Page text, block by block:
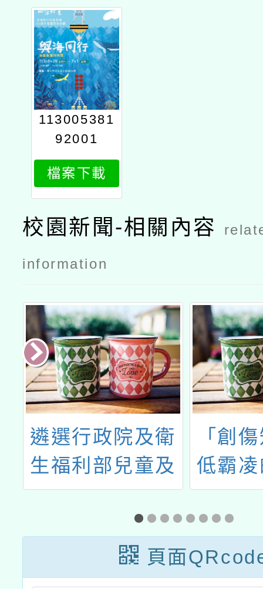
113005381
92001
檔案下載
校園新聞-相關內容
information
遴選行政院及衛
生福利部兒童及
少年福利與權益
事務相關小組兒
少代表
「創
低霸
育課
報名
頁面